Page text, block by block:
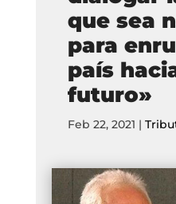
que sea
para
país
futuro»
Feb 22, 2021 |